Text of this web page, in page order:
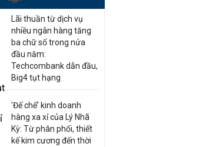
Lãi thuần từ dịch vụ
nhiều ngân hàng tăng
ba chữ số trong nửa
đầu năm:
Techcombank dẫn đầu,
Big4 tụt hạng
'Đế chế’ kinh doanh
hàng xa xỉ của Lý Nhã
Kỳ: Từ phân phối, thiết
kế kim cương đến thời